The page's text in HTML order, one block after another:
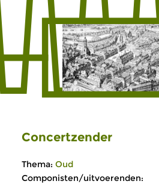
Concertzender
Thema: Oud
Componisten/uitvoerenden: